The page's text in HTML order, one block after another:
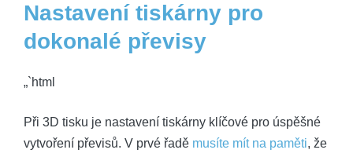
Nastavení tiskárny pro
dokonalé převisy
„`html
Při 3D tisku je nastavení tiskárny klíčové pro úspěšné
vytvoření převisů. V prvé řadě musíte mít na paměti, že